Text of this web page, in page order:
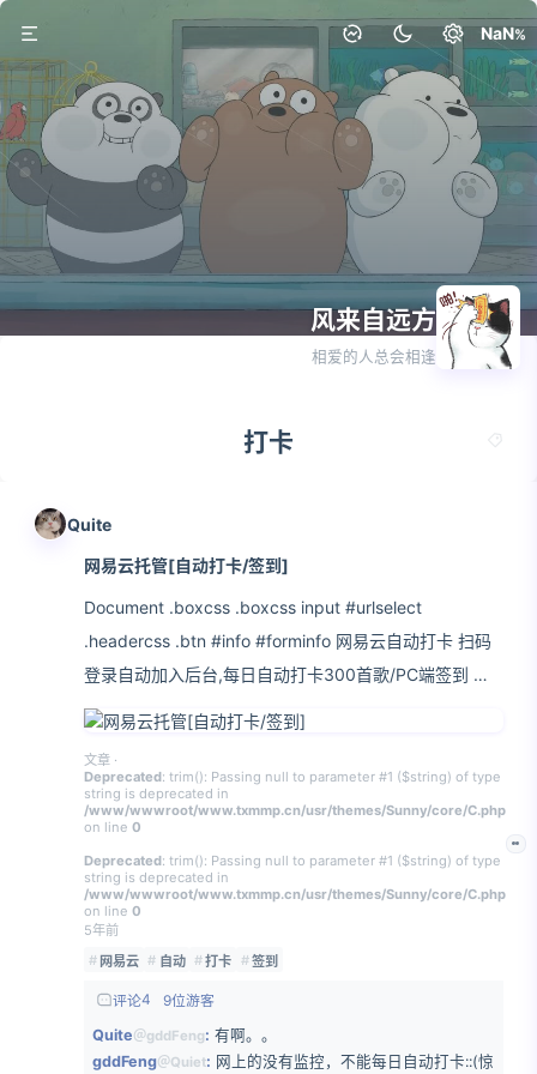
风来自远方
相爱的人总会相逢
NaN
打卡
1篇
Quite
网易云托管[自动打卡/签到]
Document .boxcss .boxcss input #urlselect
.headercss .btn #info #forminfo 网易云自动打卡 扫码
登录自动加入后台,每日自动打卡300首歌/PC端签到 请
文章 ·
Deprecated: trim(): Passing null to parameter #1 ($string) of type
string is deprecated in
/www/wwwroot/www.txmmp.cn/usr/themes/Sunny/core/C.php
on line 0
Deprecated: trim(): Passing null to parameter #1 ($string) of type
string is deprecated in
/www/wwwroot/www.txmmp.cn/usr/themes/Sunny/core/C.php
on line 0
5年前
网易云
自动 打卡 签到
评论4
9位游客
Quite＠gddFeng
有啊。。
gddFeng＠Quiet 网上的没有监控，不能每日自动打卡::(惊